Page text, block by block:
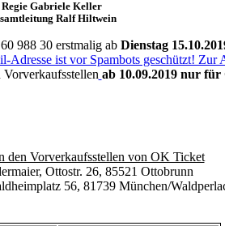
Regie Gabriele Keller
Ralf Hiltwein
988 30 erstmalig ab Dienstag
Adresse ist vor Spambots geschützt! Zur
ab 10.09.2019 nur
den Vorverkaufsstellen von OK Ticket
Ottostr. 26, 85521 Ottobrunn
56, 81739 München/